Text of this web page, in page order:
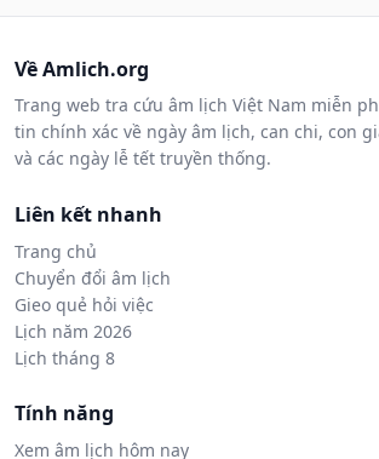
Về Amlich.org
Trang web tra cứu âm lịch Việt Nam miễn
tin chính xác về ngày âm lịch, can chi, con
và các ngày lễ tết truyền thống.
Liên kết nhanh
Trang chủ
Chuyển đổi âm lịch
Gieo quẻ hỏi việc
Lịch năm 2026
Lịch tháng 8
Tính năng
Xem âm lịch hôm nay